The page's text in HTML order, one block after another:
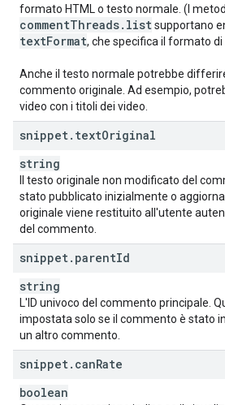
formato HTML o testo normale. (I
commentThreads. listsupportano
textFormat, che specifica il formato
Anche il testo normale potrebbe
commento originale. Ad esempio,
video con i titoli dei video.
snippet. textOriginal
string
Il testo originale non modificato del
stato pubblicato inizialmente o
originale viene restituito all'utente
del commento.
snippet. parentId
string
L'ID univoco del commento principale.
impostata solo se il commento è stato
un altro commento.
snippet. canRate
boolean